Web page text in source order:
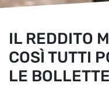
IL REDDITO
COSÌ TUTTI
LE